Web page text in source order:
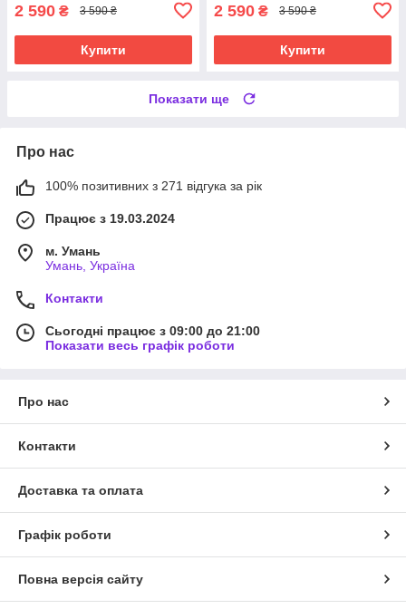
2 590 ₴ 3 590 ₴
Купити
2 590 ₴ 3 590 ₴
Купити
Показати ще
Про нас
100% позитивних з 271 відгука за рік
Працює з 19.03.2024
м. Умань
Умань, Україна
Контакти
Сьогодні працює з 09:00 до 21:00
Показати весь графік роботи
Про нас
Контакти
Доставка та оплата
Графік роботи
Повна версія сайту